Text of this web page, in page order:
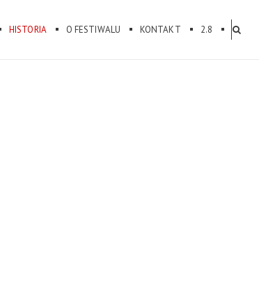
HISTORIA O FESTIWALU KONTAKT 2.8